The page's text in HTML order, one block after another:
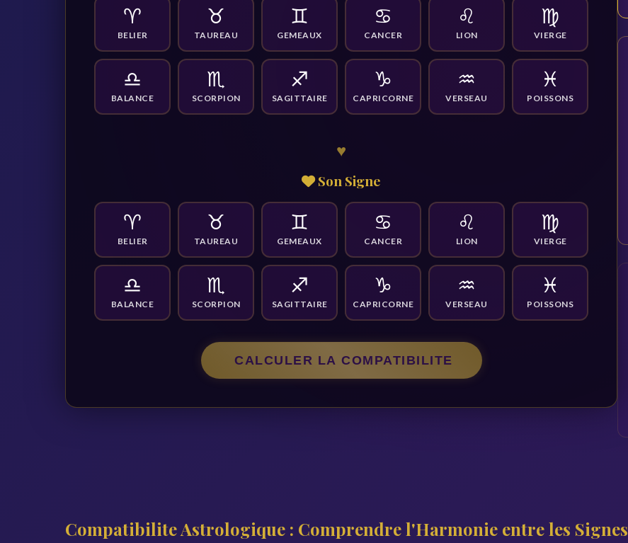
♈
BELIER
♉
TAUREAU
♊
GEMEAUX
♋
CANCER
♌
LION
♍
VIERGE
♎
BALANCE
♏
SCORPION
♐
SAGITTAIRE
♑
CAPRICORNE
♒
VERSEAU
♓
POISSONS
♥
Son Signe
♈
BELIER
♉
TAUREAU
♊
GEMEAUX
♋
CANCER
♌
LION
♍
VIERGE
♎
BALANCE
♏
SCORPION
♐
SAGITTAIRE
♑
CAPRICORNE
♒
VERSEAU
♓
POISSONS
CALCULER LA COMPATIBILITE
Compatibilite Astrologique : Comprendre l'Harmonie entre les Signes